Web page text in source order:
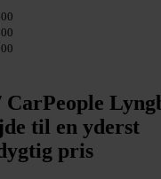
til en yderst
pris